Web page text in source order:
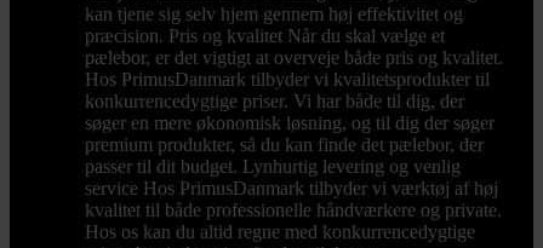
kan tjene sig selv hjem gennem høj effektivitet og
præcision. Pris og kvalitet Når du skal vælge et
pælebor, er det vigtigt at overveje både pris og kvalitet.
Hos PrimusDanmark tilbyder vi kvalitetsprodukter til
konkurrencedygtige priser. Vi har både til dig, der
søger en mere økonomisk løsning, og til dig der søger
premium produkter, så du kan finde det pælebor, der
passer til dit budget. Lynhurtig levering og venlig
service Hos PrimusDanmark tilbyder vi værktøj af høj
kvalitet til både professionelle håndværkere og private.
Hos os kan du altid regne med konkurrencedygtige